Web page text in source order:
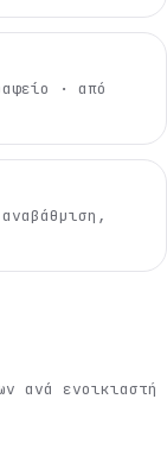
· από
ανά ενοικιαστή